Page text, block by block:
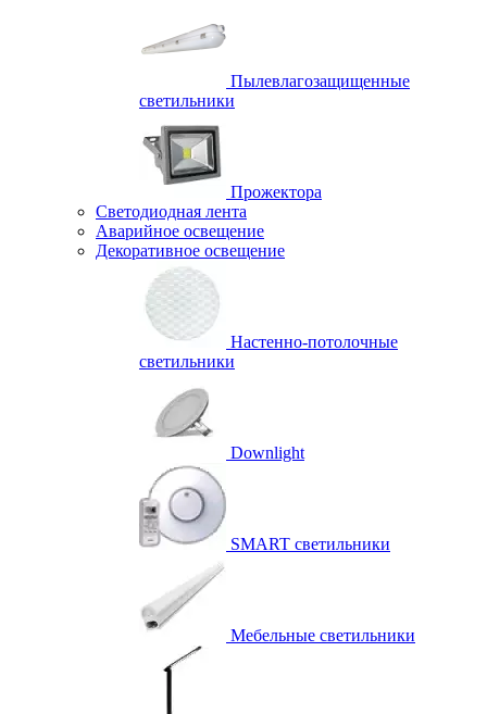
Пылевлагозащищенные
светильники
Прожектора
Светодиодная лента
Аварийное освещение
Декоративное освещение
Настенно-потолочные
светильники
Downlight
SMART светильники
Мебельные светильники